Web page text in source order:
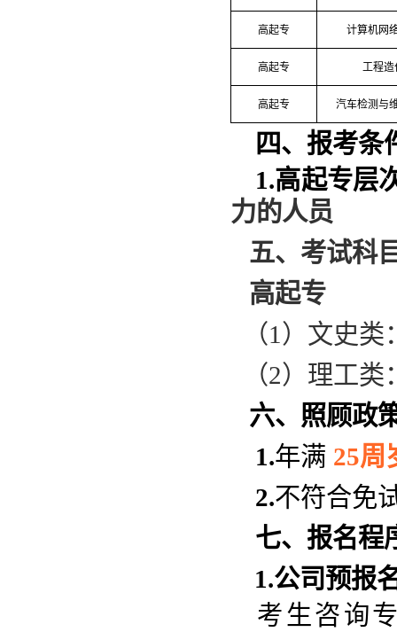
高起专 计算机网
高起专 工程造
高起专 汽车检测与
四、报考条
1.高起专层
力的人员
五、考试科
高起专
（1）文史类
（2）理工类
六、 照顾政
1.年满 25周
2.不符合免
七、报名程
1.公司预报
考生咨询